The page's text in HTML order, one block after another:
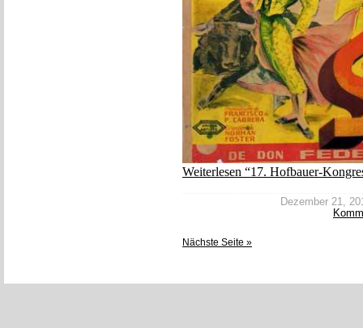
Weiterlesen “17. Hofbauer-
Dezember 21,
Nächste Seite »